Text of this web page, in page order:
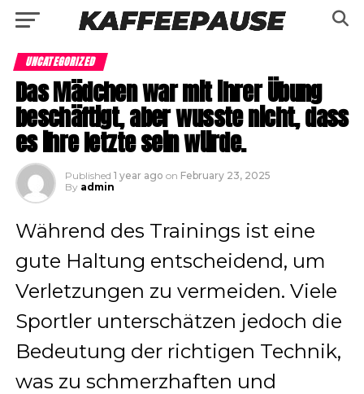
UNCATEGORIZED
Das Mädchen war mit ihrer Übung
beschäftigt, aber wusste nicht, dass
es ihre letzte sein würde.
Published 1 year ago on February 23, 2025
By admin
Während des Trainings ist eine
gute Haltung entscheidend, um
Verletzungen zu vermeiden. Viele
Sportler unterschätzen jedoch die
Bedeutung der richtigen Technik,
was zu schmerzhaften und